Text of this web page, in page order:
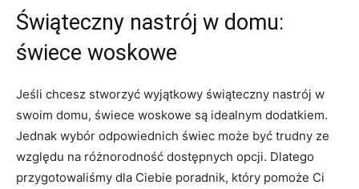
Świąteczny nastrój w domu:
świece woskowe
Jeśli chcesz stworzyć⁢ wyjątkowy świąteczny‍ nastrój w ​
swoim domu, ​świece woskowe są idealnym dodatkiem.
Jednak wybór odpowiednich świec⁣ może być trudny ze
względu‌ na różnorodność dostępnych opcji. Dlatego
przygotowaliśmy‍ dla Ciebie poradnik, który pomoże Ci⁢